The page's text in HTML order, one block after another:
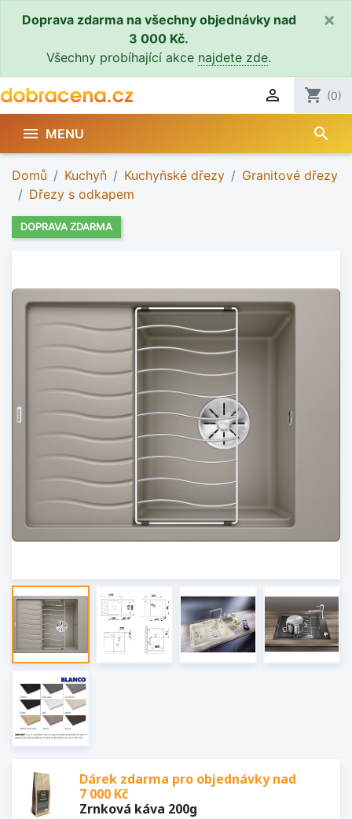
Doprava zdarma na všechny objednávky nad
3 000 Kč.
Všechny probíhající akce najdete zde.
×
 shopping_cart (0)
 MENU search
Domů Kuchyň Kuchyňské dřezy
Granitové dřezy
Dřezy s odkapem
DOPRAVA ZDARMA
Dárek zdarma pro objednávky nad
7 000 Kč
Zrnková káva 200g